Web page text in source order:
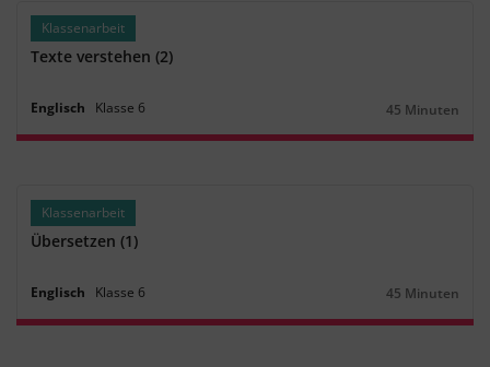
Klassenarbeit
Texte verstehen (2)
Englisch Klasse 6
Dauer:
45 Minuten
Klassenarbeit
Übersetzen (1)
Englisch Klasse 6
Dauer:
45 Minuten